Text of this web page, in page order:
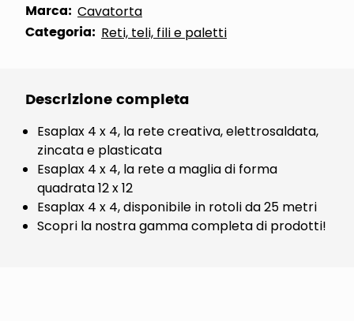
Marca: Cavatorta
Categoria: Reti, teli, fili e paletti
Descrizione completa
Esaplax 4 x 4, la rete creativa, elettrosaldata,
zincata e plasticata
Esaplax 4 x 4, la rete a maglia di forma
quadrata 12 x 12
Esaplax 4 x 4, disponibile in rotoli da 25 metri
Scopri la nostra gamma completa di prodotti!